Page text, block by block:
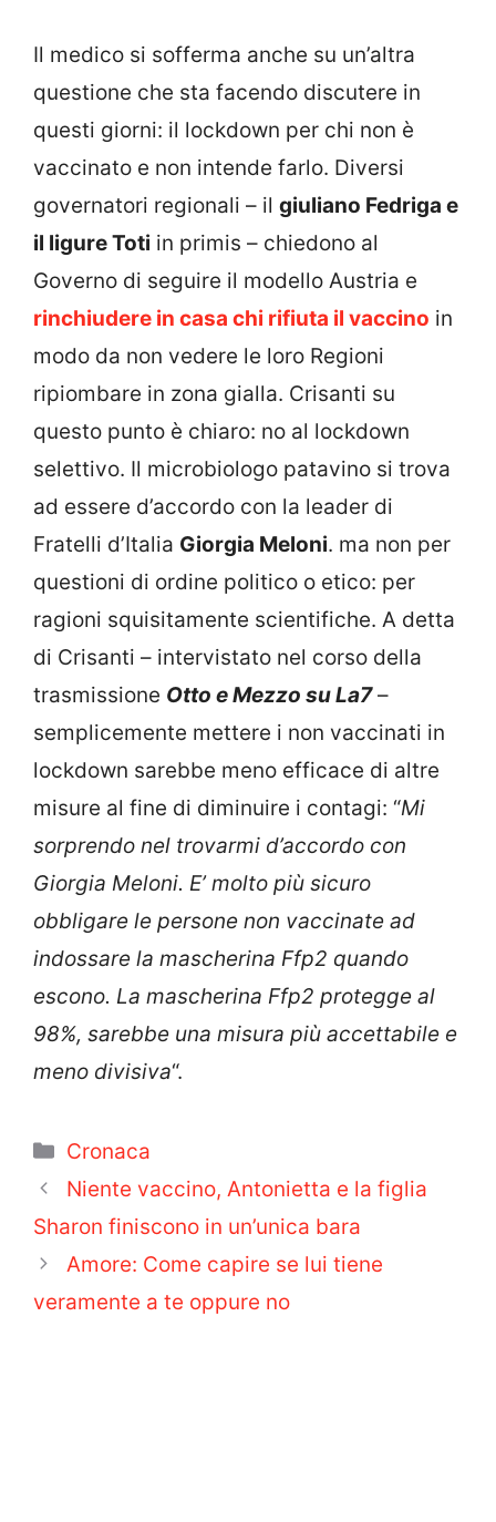
Il medico si sofferma anche su un’altra
questione che sta facendo discutere in
questi giorni: il lockdown per chi non è
vaccinato e non intende farlo. Diversi
governatori regionali – il giuliano Fedriga e
il ligure Toti in primis – chiedono al
Governo di seguire il modello Austria e
rinchiudere in casa chi rifiuta il vaccino in
modo da non vedere le loro Regioni
ripiombare in zona gialla. Crisanti su
questo punto è chiaro: no al lockdown
selettivo. Il microbiologo patavino si trova
ad essere d’accordo con la leader di
Fratelli d’Italia Giorgia Meloni. ma non per
questioni di ordine politico o etico: per
ragioni squisitamente scientifiche. A detta
di Crisanti – intervistato nel corso della
trasmissione Otto e Mezzo su La7–
semplicemente mettere i non vaccinati in
lockdown sarebbe meno efficace di altre
misure al fine di diminuire i contagi: “Mi
sorprendo nel trovarmi d’accordo con
Giorgia Meloni. E’ molto più sicuro
obbligare le persone non vaccinate ad
indossare la mascherina Ffp2 quando
escono. La mascherina Ffp2 protegge al
98%, sarebbe una misura più accettabile e
meno divisiva“.
Categorie
Cronaca
Niente vaccino, Antonietta e la figlia
Sharon finiscono in un’unica bara
Amore: Come capire se lui tiene
veramente a te oppure no